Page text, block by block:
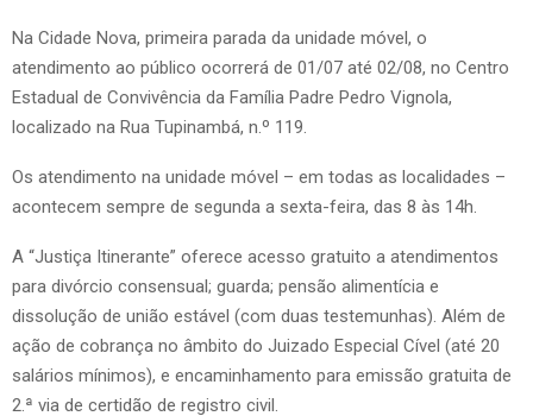
Na Cidade Nova, primeira parada da unidade móvel, o
atendimento ao público ocorrerá de 01/07 até 02/08, no Centro
Estadual de Convivência da Família Padre Pedro Vignola,
localizado na Rua Tupinambá, n.º 119.
Os atendimento na unidade móvel – em todas as localidades –
acontecem sempre de segunda a sexta-feira, das 8 às 14h.
A “Justiça Itinerante” oferece acesso gratuito a atendimentos
para divórcio consensual; guarda; pensão alimentícia e
dissolução de união estável (com duas testemunhas). Além de
ação de cobrança no âmbito do Juizado Especial Cível (até 20
salários mínimos), e encaminhamento para emissão gratuita de
2.ª via de certidão de registro civil.